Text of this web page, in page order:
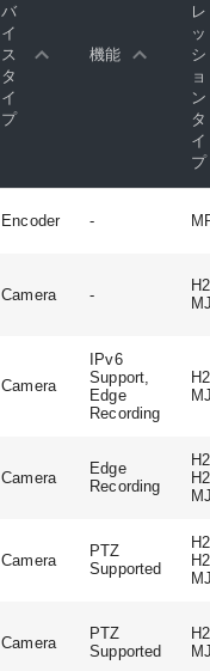
バ
イ
ス
タ
イ
プ
機能
レ
ッ
シ
ョ
ン
タ
イ
プ
Encoder -
Camera -
Camera
IPv6
Support,
Edge
Recording
Camera
Edge
Recording
Camera
PTZ
Supported
Camera
PTZ
Supported